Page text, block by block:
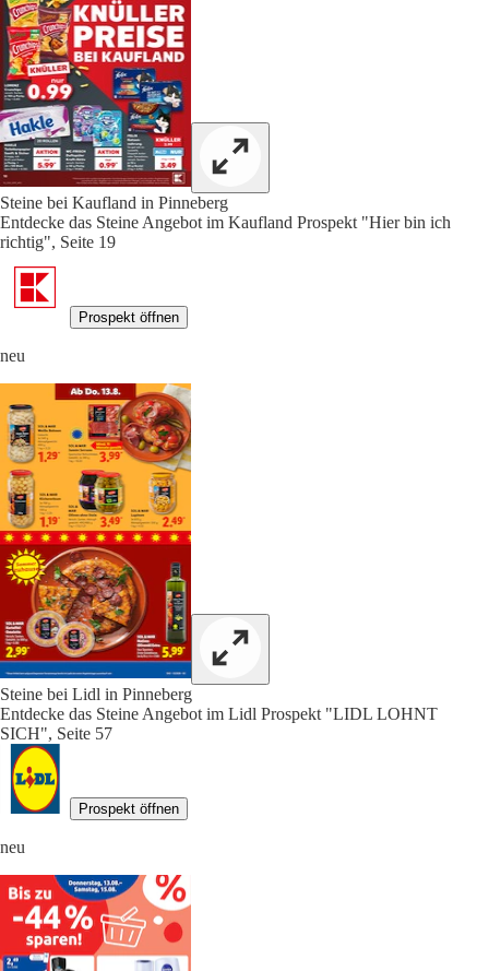
Steine bei Kaufland in Pinneberg
Entdecke das Steine Angebot im Kaufland Prospekt "Hier bin ich
richtig", Seite 19
Prospekt öffnen
neu
Steine bei Lidl in Pinneberg
Entdecke das Steine Angebot im Lidl Prospekt "LIDL LOHNT
SICH", Seite 57
Prospekt öffnen
neu